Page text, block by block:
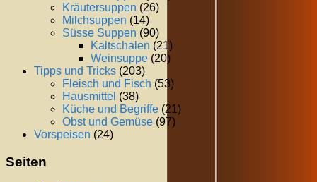
Kräutersuppen (26)
Milchsuppen (14)
Süsse Suppen (90)
Kaltschalen (21)
Weinsuppe (20)
Tipps und Tricks (203)
Fleisch und Fisch (53)
Hausmittel (38)
Küche und Begriffe (21)
Obst und Gemüse (97)
Vorspeisen (24)
Seiten